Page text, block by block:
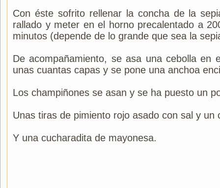
Con éste sofrito rellenar la concha de la
rallado y meter en el horno precalentado a
minutos (depende de lo grande que sea la
De acompañamiento, se asa una cebolla en
unas cuantas capas y se pone una anchoa
Los champiñones se asan y se ha puesto un
Unas tiras de pimiento rojo asado con sal y un
Y una cucharadita de mayonesa.